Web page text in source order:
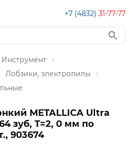
+7 (4832) 31-77-77
Инструмент
Лобзики, электропилы
METALLICA Ultra
зуб, Т=2, 0 мм по
903674